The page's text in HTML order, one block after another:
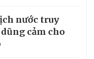
nước truy
cảm cho